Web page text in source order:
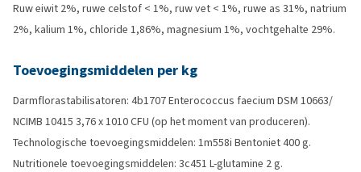
Ruw eiwit 2%, ruwe celstof < 1%, ruw vet < 1%, ruwe as 31%, natrium
2%, kalium 1%, chloride 1,86%, magnesium 1%, vochtgehalte 29%.
Toevoegingsmiddelen per kg
Darmflorastabilisatoren: 4b1707 Enterococcus faecium DSM 10663/
NCIMB 10415 3,76 x 1010 CFU (op het moment van produceren).
Technologische toevoegingsmiddelen: 1m558i Bentoniet 400 g.
Nutritionele toevoegingsmiddelen: 3c451 L-glutamine 2 g.